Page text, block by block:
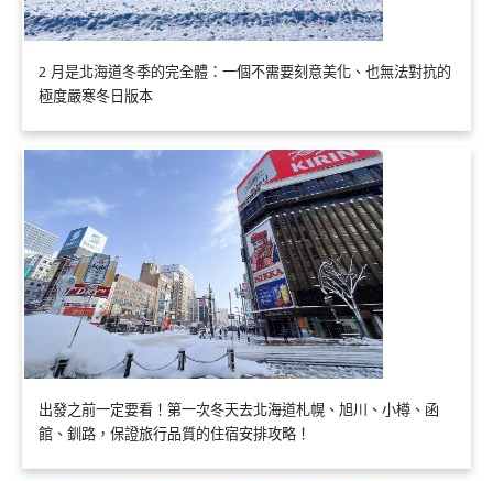
2 月是北海道冬季的完全體：一個不需要刻意美化、也無法對抗的
極度嚴寒冬日版本
出發之前一定要看！第一次冬天去北海道札幌、旭川、小樽、函
館、釧路，保證旅行品質的住宿安排攻略！